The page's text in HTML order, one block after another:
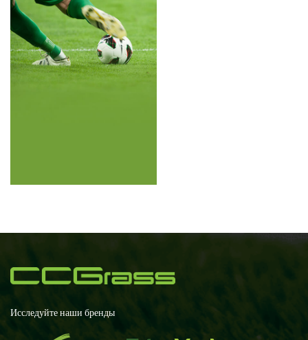
Исследуйте наши бренды